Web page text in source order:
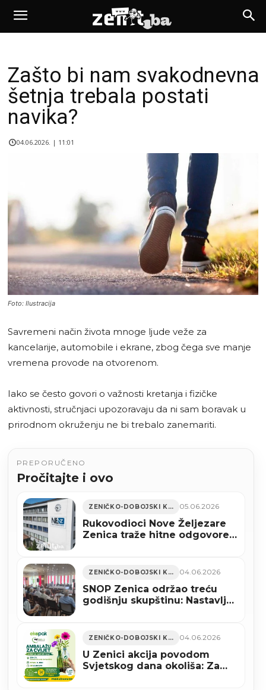
Zašto bi nam svakodnevna
šetnja trebala postati
navika?
04.06.2026. | 11:01
Foto: Ilustracija
Savremeni način života mnoge ljude veže za
kancelarije, automobile i ekrane, zbog čega sve manje
vremena provode na otvorenom.
Iako se često govori o važnosti kretanja i fizičke
aktivnosti, stručnjaci upozoravaju da ni sam boravak u
prirodnom okruženju ne bi trebalo zanemariti.
PREPORUČENO
Pročitajte i ovo
ZENIČKO-DOBOJSKI KANTON 05.06.2026
Rukovodioci Nove Željezare
Zenica traže hitne odgovore
ZENIČKO-DOBOJSKI KANTON 04.06.2026
SNOP Zenica održao treću
godišnju skupštinu: Nastavlja
ZENIČKO-DOBOJSKI KANTON 04.06.2026
U Zenici akcija povodom
Svjetskog dana okoliša: Za